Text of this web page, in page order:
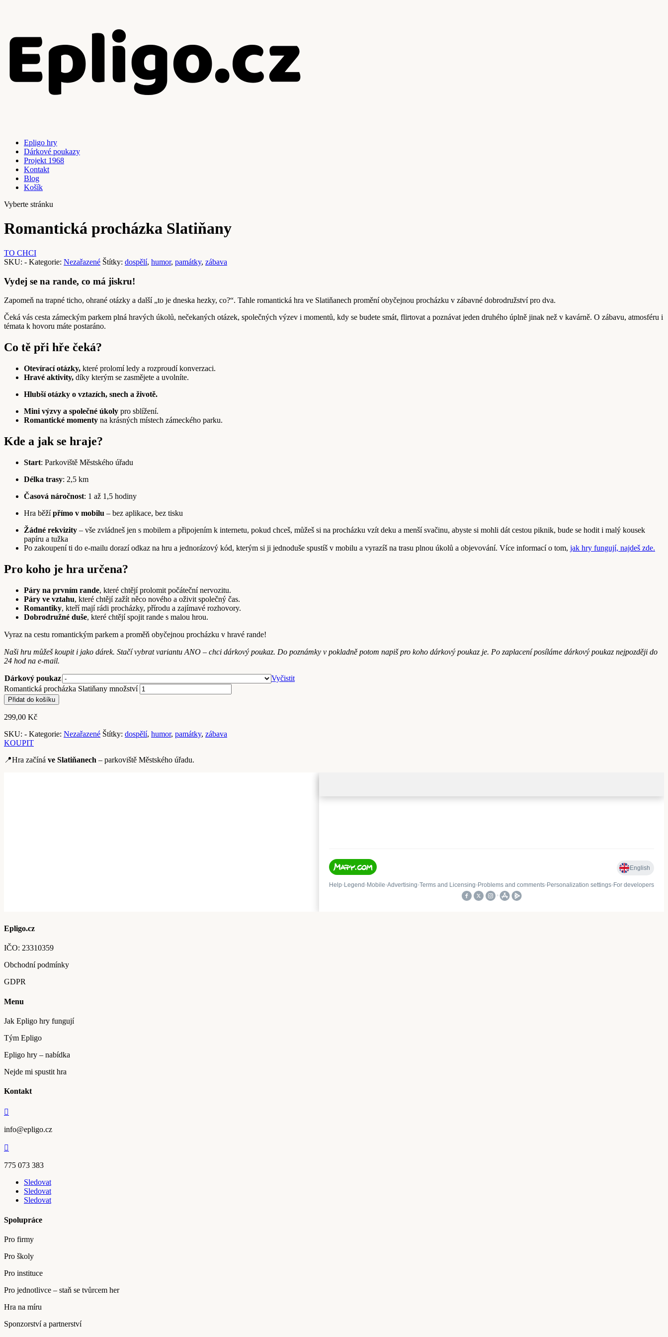
Epligo hry
Dárkové poukazy
Projekt 1968
Kontakt
Blog
Košík
Vyberte stránku
Romantická procházka Slatiňany
TO CHCI
SKU: - Kategorie: Nezařazené Štítky: dospělí, humor, památky, zábava
Vydej se na rande, co má jiskru!
Zapomeň na trapné ticho, ohrané otázky a další „to je dneska hezky, co?“. Tahle romantická hra ve Slatiňanech promění obyčejnou procházku v zábavné dobrodružství pro dva.
Čeká vás cesta zámeckým parkem plná hravých úkolů, nečekaných otázek, společných výzev i momentů, kdy se budete smát, flirtovat a poznávat jeden druhého úplně jinak než v kavárně. O zábavu, atmosféru i
témata k hovoru máte postaráno.
Co tě při hře čeká?
Otevírací otázky, které prolomí ledy a rozproudí konverzaci.
Hravé aktivity, díky kterým se zasmějete a uvolníte.
Hlubší otázky o vztazích, snech a životě.
Mini výzvy a společné úkoly pro sblížení.
Romantické momenty na krásných místech zámeckého parku.
Kde a jak se hraje?
Start: Parkoviště Městského úřadu
Délka trasy: 2,5 km
Časová náročnost: 1 až 1,5 hodiny
Hra běží přímo v mobilu – bez aplikace, bez tisku
Žádné rekvizity – vše zvládneš jen s mobilem a připojením k internetu, pokud chceš, můžeš si na procházku vzít deku a menší svačinu, abyste si mohli dát cestou piknik, bude se hodit i malý kousek
papíru a tužka
Po zakoupení ti do e-mailu dorazí odkaz na hru a jednorázový kód, kterým si ji jednoduše spustíš v mobilu a vyrazíš na trasu plnou úkolů a objevování. Více informací o tom, jak hry fungují, najdeš zde.
Pro koho je hra určena?
Páry na prvním rande, které chtějí prolomit počáteční nervozitu.
Páry ve vztahu, které chtějí zažít něco nového a oživit společný čas.
Romantiky, kteří mají rádi procházky, přírodu a zajímavé rozhovory.
Dobrodružné duše, které chtějí spojit rande s malou hrou.
Vyraz na cestu romantickým parkem a proměň obyčejnou procházku v hravé rande!
Naši hru můžeš koupit i jako dárek. Stačí vybrat variantu ANO – chci dárkový poukaz. Do poznámky v pokladně potom napiš pro koho dárkový poukaz je. Po zaplacení posíláme dárkový poukaz nejpozději do
24 hod na e-mail.
Dárkový poukaz
Vyčistit
Romantická procházka Slatiňany množství
Přidat do košíku
299,00 Kč
SKU: - Kategorie: Nezařazené Štítky: dospělí, humor, památky, zábava
KOUPIT
📍Hra začíná ve Slatiňanech – parkoviště Městského úřadu.
Epligo.cz
IČO: 23310359
Obchodní podmínky
GDPR
Menu
Jak Epligo hry fungují
Tým Epligo
Epligo hry – nabídka
Nejde mi spustit hra
Kontakt

info@epligo.cz

775 073 383
Sledovat
Sledovat
Sledovat
Spolupráce
Pro firmy
Pro školy
Pro instituce
Pro jednotlivce – staň se tvůrcem her
Hra na míru
Sponzorství a partnerství